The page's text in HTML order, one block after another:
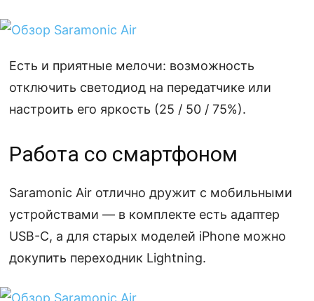
Есть и приятные мелочи: возможность
отключить светодиод на передатчике или
настроить его яркость (25 / 50 / 75%).
Работа со смартфоном
Saramonic Air отлично дружит с мобильными
устройствами — в комплекте есть адаптер
USB-C, а для старых моделей iPhone можно
докупить переходник Lightning.